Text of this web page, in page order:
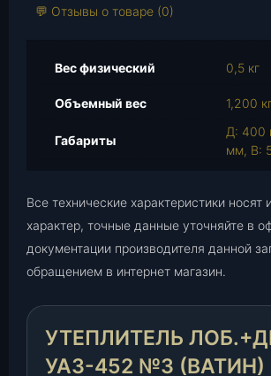
е
+
д
р
и
💬 Отзывы о товаре (0)
Вес физический 0,5 кг
Объемный вес 1,200
Габариты
Д: 400
мм, В:
Все технические характеристики
характер, точные данные уточняйте в
документации производителя данной
обращением в интернет магазин.
УТЕПЛИТЕЛЬ
УАЗ-452 №3 (ВАТИН)